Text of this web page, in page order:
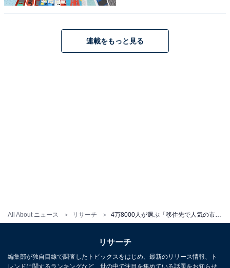
All About ニュース リサーチ
連載をもっと見る
リサーチ
編集部が独自目線で調査したトピックスをはじめ、最新のリリース情報、ト
レンドに関するランキングなど、世の中で注目を集めている話題をお知らせ